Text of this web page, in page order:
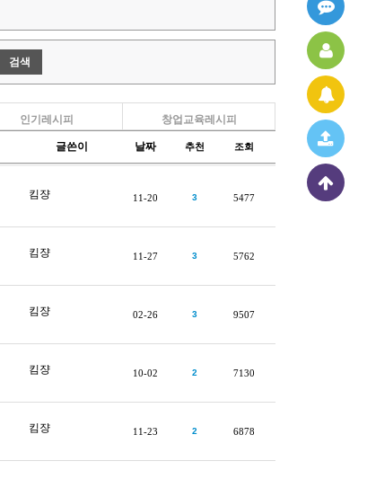
인기레시피 창업교육레시피
글쓴이 날짜 추천 조회
킴쟝 11-20 3 5477
킴쟝 11-27 3 5762
킴쟝 02-26 3 9507
킴쟝 10-02 2 7130
킴쟝 11-23 2 6878